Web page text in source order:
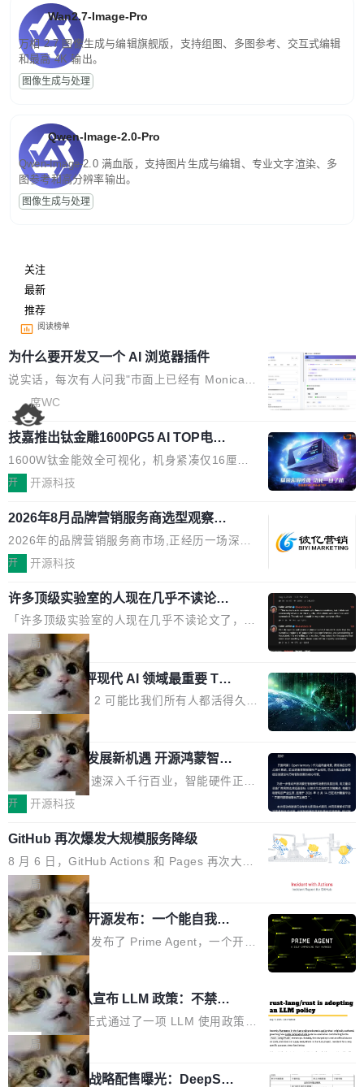
Wan2.7-Image-Pro
万相 2.7 图像生成与编辑旗舰版，支持组图、多图参考、交互式编辑
和最高 4K 输出。
图像生成与处理
Qwen-Image-2.0-Pro
Qwen-Image-2.0 满血版，支持图片生成与编辑、专业文字渲染、多
图参考和高分辨率输出。
图像生成与处理
关注
最新
推荐
阅读榜单
为什么要开发又一个 AI 浏览器插件
说实话，每次有人问我"市面上已经有 Monica、
Sider、Copilot for Chrome 这些 AI 浏览器插件
了，你为什么还要再做一个"，我都觉得这个问题
问得好。 因为我自己也是从用户变成开发者的。
现有产品的天花板 我用过不少 AI 浏览器插件。
刚开始觉得都挺好——选中一段文字，弹出解
要。但用久了你会发现，它们本质上都是同一类
东西：一个带网页上下文的聊天框。 它们能读取
页面的文本，然后把文本丢给大模型，再返回一
段回答。仅此而已。 这当然有用，但总觉得差点
意思。比如我在一个后台管理系统里，需要填50
个表单字段，每个字段还有联动逻辑；比如我
想...
席WC
技嘉推出钛金雕1600PG5 AI TOP电
源：为发烧级主机与本地AI算力打造旗
舰供电方案
1600W钛金能效全可视化，机身紧凑仅16厘米
继2026台北电脑展首度亮相后，技嘉科技近日正
电源专为发烧级DIY主机与本地AI算力平台打
造，整机长度仅16厘米，提供1600W额定功率
与80PLUS钛金能效；支持ATX 3.1与PCIe 5.1
规范，结合服务器级元件、完善供电线材与内置
实时LCD监控屏，可充分满足当下高阶PC主机
的严苛使用需求。 澎湃功率，紧凑机身 钛金雕1
600PG5 AI TOP具备强悍输出功率，同时实现
机身尺寸大幅精简。整机长度仅16厘米，属于同
功率段机身尺寸十分紧凑的1600W电源产品。小
巧机身有效提升市面主流标准A...
开 开源科技
2026年8月品牌营销服务商选型观察：
从流量思维到品牌资产思维的范式转移
2026年的品牌营销服务商市场,正经历一场深刻
的价值重构。全球全案品牌代理机构市场从2025
复合增长率达5.44%,预计2032年将突破120亿美
元。数字广告与公共关系相关服务市场更是从20
25年的8463亿美元扩张至2026年的8763亿美
元。数字的背后是一个清晰的事实——品牌对专
业化营销服务的需求从未如此迫切。 但市场扩容
的同时,服务商的竞争逻辑正在改变。2026年Top
Agency年度合辑的观察指出,“产品”这个离消费
者最近的载体,在整个品牌营销层面的权重显著变
高了。全域营销服务商的竞争正在从规模转向深
度,案例厚度、全域覆盖、多线协同...
开 开源科技
许多顶级实验室的人现在几乎不读论文
了
「许多顶级实验室的人现在几乎不读论文了，而
且他们认为 ICLR/ICML/NeurIPS 充斥着大量过
度宣传和欺诈。」 OpenAI 研究员 Keller Jorda
n 这条推文引发了广泛讨论。他不是在说风凉
话，他是说出了一个圈内人尽皆知但很少公开捅
破的事实。 Jordan 随后补充了一句软化声明：
「我不认为这些会议上大部分论文都在过度宣传
或造假。问题是，作为读者，如果你筛选出那些
看起来最令人兴奋的论文，那它们大部分都是过
度宣传的。」 这才是真正的痛点。不是所有论文
都有问题，是最吸引眼球的那批论文最有问题。
他引用的帖子来自 Mathew Shen，一位 ICLR 2
026 的读者：「看了篇 ...
局
xAI 前工程师评现代 AI 领域最重要 Top
3 开源项目
Flash Attention 2 可能比我们所有人都活得久。
这句话不是来自某个技术博客，而是出自 Hieu
Pham 的一条推文。Hieu Pham 是谁？他是 xAI
的早期工程师之一，在 Grok 训练基础设施团队
工作过。近日他在 X 上发了一条帖子，列出了他
认为现代 AI 领域最重要的三个开源项目。 第一
理由很具体。FA 系列不需要解释，但 FA2 是他
认为最重要的一个——复杂度恰到好处，刚好能
驱动你去学 CuTe，但还没被那些"邪恶的" Hopp
er++ 优化所淹没，足够容易修改和适配。 更关
键的是 FA2 的持久性...
局
共商智能硬件发展新机遇 开源鸿蒙智能
硬件开发者日杭州站即将举行
随着万物智联加速深入千行百业，智能硬件正从
单点设备迈向智能化、网联化、协同化发展。作
鸿蒙通过统一技术底座和分布式能力，为不同类
型智能设备的开发、连接与互联提供关键支撑，
也为产业链企业探索产品创新与商业增长打开新
的空间。 8月14日，开源鸿蒙智能硬件开发者日
（OHDD：OpenHarmony Hardware Develope
r Day）将在杭州启航。活动面向智能硬件产业
链企业和开发者，邀请行业专家与资深技术顾
问，围绕开源鸿蒙技术能力、设备适配、芯片适
配、功耗与稳定性调优、兼容性测评及统一互联
等内容展开系统讲解和实战交流，帮助企业进一
步了解开源鸿蒙在智能...
开 开源科技
GitHub 再次爆发大规模服务降级
8 月 6 日，GitHub Actions 和 Pages 再次大规
模服务降级，Actions 完全不可用超过 5 小时，
webhook 停发，连自托管 runner 也因调度层故
障无法工作。Pages、Copilot code review、C
opilot coding agent 全部受影响。从检测到完全
恢复，大约 12 小时。 这是 2026 年 8 月的第六
起事故，其中四起与 AI/Copilot 服务相关。 Git
Hub 员工 kdaigle 在 HN 讨论中贴出了一组数
据：2025 年全年 10 亿次 commit。现在，每周
2.75 亿次，全年预计 140 亿次。GitHub...
局
Prime Agent 开源发布：一个能自我改
进的编程 Agent，ARC-AGI 3 超越人类
专家基线
Prime Intellect 发布了 Prime Agent，一个开源
的编程 Agent Harness，核心设计围绕两个抽
象：Recursive Language Model（RLM）和 C
ontinual Harness。在 ARC-AGI 3 基准测试
上，Prime Agent + Opus 5 的组合达到了 95.
5% RHAE Best@1，超过了 ARC 报告的人类专
家基线 95.4%。 不是又一个 coding agent 包装
器 Prime Agent 的架构和市面上大多数 coding
局
Rust 项目团队宣布 LLM 政策：不禁
止，但你要承认哪些代码不是你写的
Rust 语言项目正式通过了一项 LLM 使用政策，
覆盖 rust-lang/rust 单一仓库的代码贡献。这不
是项目级别的官方立场，目前由五个团队采纳，
但它可能是主流开源项目中关于 AI 辅助贡献最
局
宇树科技 IPO 战略配售曝光：DeepSe